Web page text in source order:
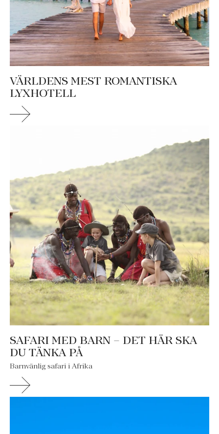
VÄRLDENS MEST ROMANTISKA
LYXHOTELL
SAFARI MED BARN – DET HÄR SKA
DU TÄNKA PÅ
Barnvänlig safari i Afrika